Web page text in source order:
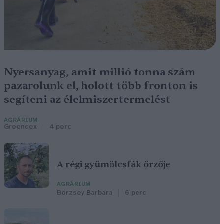
Nyersanyag, amit millió tonna szám
pazarolunk el, holott több fronton is
segíteni az élelmiszertermelést
AGRÁRIUM
Greendex 4 perc
A régi gyümölcsfák őrzője
AGRÁRIUM
Börzsey Barbara 6 perc